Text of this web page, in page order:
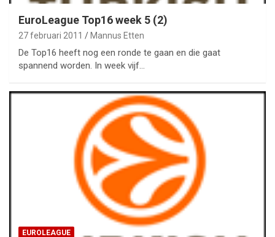
EuroLeague Top16 week 5 (2)
27 februari 2011 Mannus Etten
De Top16 heeft nog een ronde te gaan en die gaat
spannend worden. In week vijf…
EUROLEAGUE